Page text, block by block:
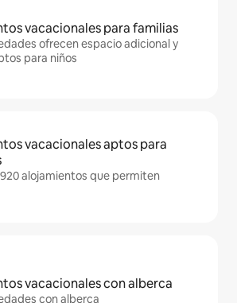
vacacionales para familias
ofrecen espacio adicional y
para niños
vacacionales aptos para
alojamientos que permiten
vacacionales con alberca
con alberca